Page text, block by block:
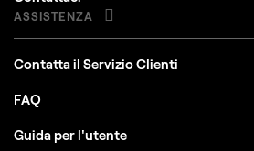
ASSISTENZA
Contatta il Servizio Clienti
FAQ
Guida per l'utente